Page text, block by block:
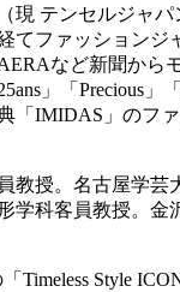
現 テンセルジャパ
てファッションジ
など新聞から
」「Precious」
「IMIDAS」のフ
教授。名古屋学芸
学科客員教授。金
「Timeless Style